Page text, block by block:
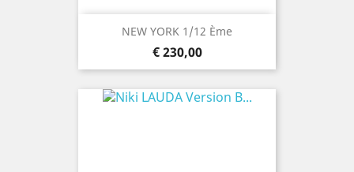
NEW YORK 1/12 Ème
Prijs
€ 230,00